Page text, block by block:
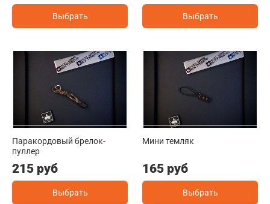
Выбрать Выбрать
Паракордовый брелок-
пуллер
215 руб
Выбрать
Мини темляк
165 руб
Выбрать